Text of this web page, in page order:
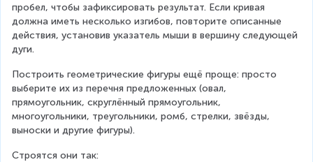
пробел, чтобы зафиксировать результат. Если кривая
должна иметь несколько изгибов, повторите описанные
действия, установив указатель мыши в вершину следующей
дуги.
Построить геометрические фигуры ещё проще: просто
выберите их из перечня предложенных (овал,
прямоугольник, скруглённый прямоугольник,
многоугольники, треугольники, ромб, стрелки, звёзды,
выноски и другие фигуры).
Строятся они так: